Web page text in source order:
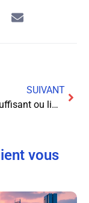
SUIVANT
200 Go : Suffisant ou limité pour vos usages numériques ?
vous